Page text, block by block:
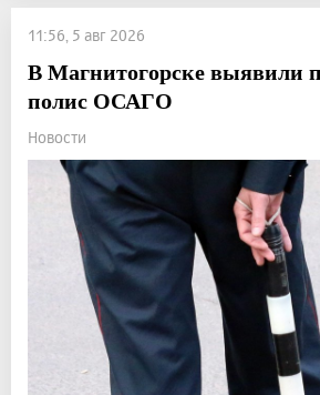
11:56, 5 авг 2026
В Магнитогорске выявили
полис ОСАГО
Новости